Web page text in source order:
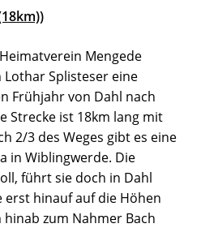
Mengede
Splisteser eine
Frühjahr von Dahl nach
Strecke ist 18km lang mit
2/3 des Weges gibt es eine
in Wiblingwerde. Die
führt sie doch in Dahl
erst hinauf auf die Höhen
zum Nahmer Bach